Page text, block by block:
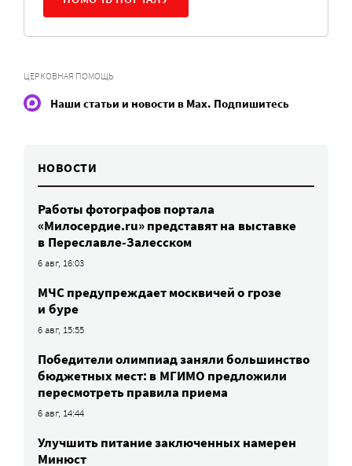
ЦЕРКОВНАЯ ПОМОЩЬ
Наши статьи и новости в Max. Подпишитесь
НОВОСТИ
Работы фотографов портала
«Милосердие.ru» представят на выставке
в Переславле-Залесском
6 авг, 16:03
МЧС предупреждает москвичей о грозе
и буре
6 авг, 15:55
Победители олимпиад заняли большинство
бюджетных мест: в МГИМО предложили
пересмотреть правила приема
6 авг, 14:44
Улучшить питание заключенных намерен
Минюст